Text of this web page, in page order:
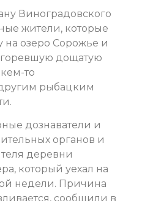
Виноградовского
жители, которые
на озеро Сорожье и
дощатую
то
рыбацким
дознаватели и
органов и
деревни
который уехал на
недели. Причина
сообщили в